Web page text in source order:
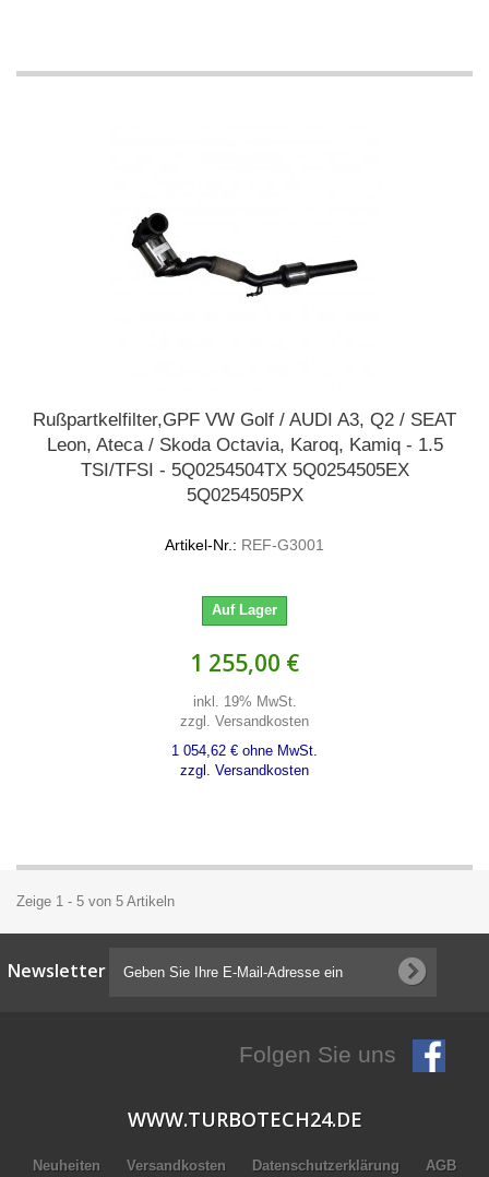
Rußpartkelfilter,GPF VW Golf / AUDI A3, Q2 / SEAT
Leon, Ateca / Skoda Octavia, Karoq, Kamiq - 1.5
TSI/TFSI - 5Q0254504TX 5Q0254505EX
5Q0254505PX
Artikel-Nr.: REF-G3001
Auf Lager
1 255,00 €
inkl. 19% MwSt.
zzgl. Versandkosten
1 054,62 € ohne MwSt.
zzgl. Versandkosten
Zeige 1 - 5 von 5 Artikeln
Newsletter
Folgen Sie uns
WWW.TURBOTECH24.DE
Neuheiten Versandkosten Datenschutzerklärung AGB